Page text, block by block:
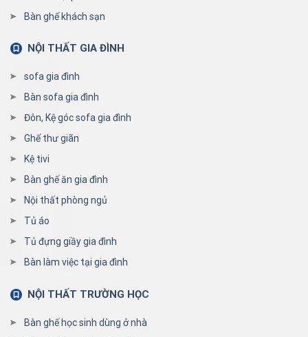
Bàn ghế khách sạn
NỘI THẤT GIA ĐÌNH
sofa gia đình
Bàn sofa gia đình
Đôn, Kệ góc sofa gia đình
Ghế thư giãn
Kệ tivi
Bàn ghế ăn gia đình
Nội thất phòng ngủ
Tủ áo
Tủ đựng giầy gia đình
Bàn làm việc tại gia đình
NỘI THẤT TRƯỜNG HỌC
Bàn ghế học sinh dùng ở nhà